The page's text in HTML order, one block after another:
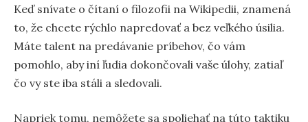
Keď snívate o čítaní o filozofii na Wikipedii, znamená
to, že chcete rýchlo napredovať a bez veľkého úsilia.
Máte talent na predávanie príbehov, čo vám
pomohlo, aby iní ľudia dokončovali vaše úlohy, zatiaľ
čo vy ste iba stáli a sledovali.
Napriek tomu, nemôžete sa spoliehať na túto taktiku